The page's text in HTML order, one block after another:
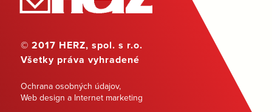
© 2017 HERZ, spol. s r.o.
Všetky práva vyhradené
Ochrana osobných údajov,
Web design a Internet marketing